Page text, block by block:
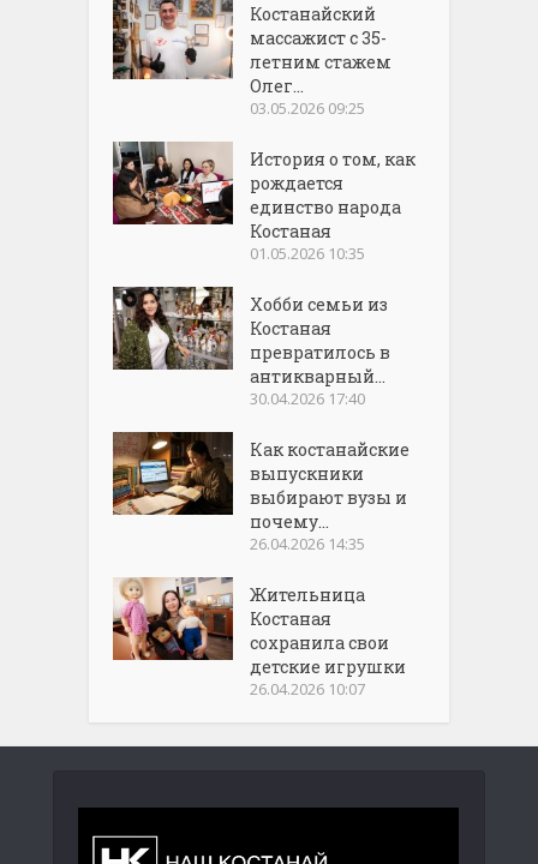
Костанайский
массажист с 35-
летним стажем
Олег...
03.05.2026 09:25
История о том, как
рождается
единство народа
Костаная
01.05.2026 10:35
Хобби семьи из
Костаная
превратилось в
антикварный...
30.04.2026 17:40
Как костанайские
выпускники
выбирают вузы и
почему...
26.04.2026 14:35
Жительница
Костаная
сохранила свои
детские игрушки
26.04.2026 10:07